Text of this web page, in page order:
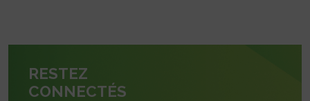
RESTEZ
CONNECTÉS